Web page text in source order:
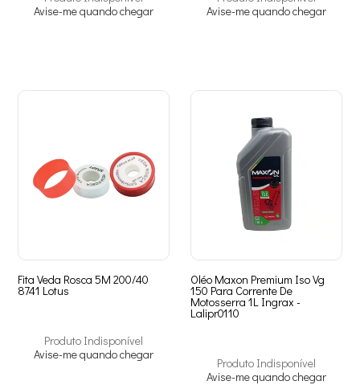
Avise-me quando chegar
Avise-me quando chegar
Fita Veda Rosca 5M 200/40
8741 Lotus
Produto Indisponível
Avise-me quando chegar
Oléo Maxon Premium Iso Vg
150 Para Corrente De
Motosserra 1L Ingrax -
Lalipr0110
Produto Indisponível
Avise-me quando chegar